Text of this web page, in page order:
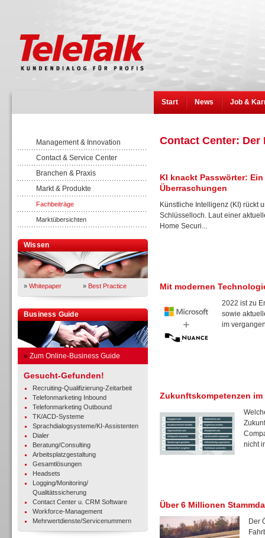
Start News Job &
Management & Innovation
Contact & Service Center
Branchen & Praxis
Markt & Produkte
Fachbeiträge
Marktübersichten
Wissen
» Whitepaper » Best Practice
Business Guide
» Zum Online-Business Guide
Gesucht-Gefunden!
Recruiting-Qualifizierung-Zeitarbeit
Telefonmarketing Inbound
Telefonmarketing Outbound
TK/ACD-Systeme
Sprachdialogsysteme/KI-Assistenten
Dialer
Beratung/Consulting
Arbeitsplatzgestaltung
Gesamtlösungen
Headsets
Logging/Monitoring/
Qualitätssicherung
Contact Center u. CRM Software
Workforce-Management
Mehrwertdienste/Servicenummern
Contact Center:
KI knackt Passwörter:
Überraschungen
Künstliche Intelligenz (KI) rückt
Schlüsselloch. Laut einer
Home Securi...
Mit modernen
2022 ist zu
sowie
im
Zukunftskompetenzen im
nicht
Über 6 Millionen
Der